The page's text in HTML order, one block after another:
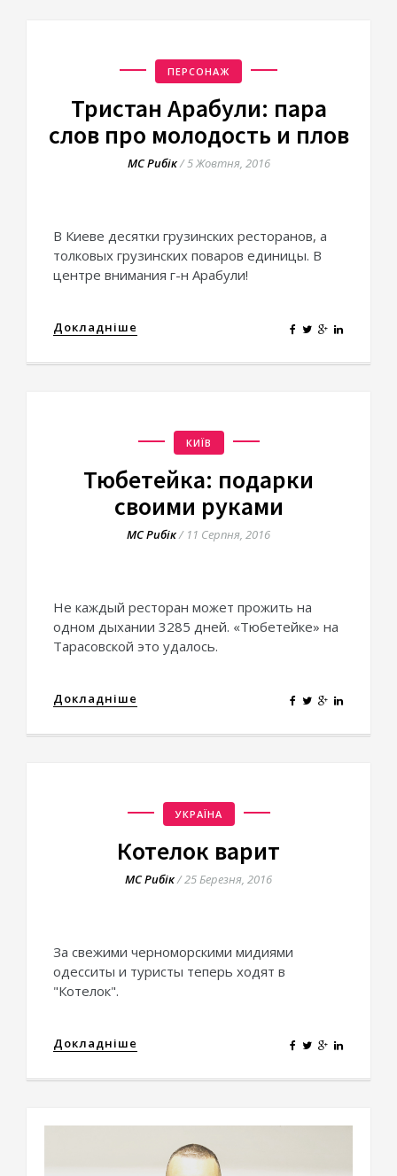
ПЕРСОНАЖ
Тристан Арабули: пара
слов про молодость и плов
МС Рибік/5 Жовтня, 2016
В Киеве десятки грузинских ресторанов, а
толковых грузинских поваров единицы. В
центре внимания г-н Арабули!
Докладніше
КИЇВ
Тюбетейка: подарки
своими руками
МС Рибік/ 11 Серпня, 2016
Не каждый ресторан может прожить на
одном дыхании 3285 дней. «Тюбетейке» на
Тарасовской это удалось.
Докладніше
УКРАЇНА
Котелок варит
МС Рибік/25 Березня, 2016
За свежими черноморскими мидиями
одесситы и туристы теперь ходят в
"Котелок".
Докладніше